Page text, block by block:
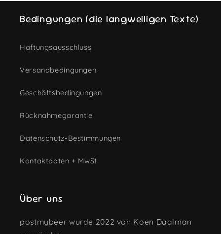
Bedingungen (die langweiligen Texte)
Haftungsausschluss
Versandbedingungen
Geschäftsbedingungen
Rücknahmegarantie
Datenschutz-Bestimmungen
Kontaktdaten + MwSt
Über uns
postmybeer wurde 2022 von Koen Daalman